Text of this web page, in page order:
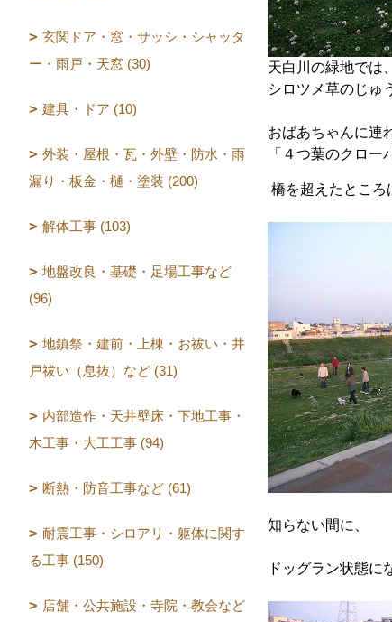
天白川の緑地では、
シロツメ草のじゅ
おばあちゃんに連
「４つ葉のクロー
橋を超えたところ
知らない間に、
ドッグラン状態に
玄関ドア・窓・サッシ・シャッタ
ー・雨戸・天窓 (30)
建具・ドア (10)
外装・屋根・瓦・外壁・防水・雨
漏り・板金・樋・塗装 (200)
解体工事 (103)
地盤改良・基礎・足場工事など
(96)
地鎮祭・建前・上棟・お祓い・井
戸祓い（息抜）など (31)
内部造作・天井壁床・下地工事・
木工事・大工工事 (94)
断熱・防音工事など (61)
耐震工事・シロアリ・躯体に関す
る工事 (150)
店舗・公共施設・寺院・教会など